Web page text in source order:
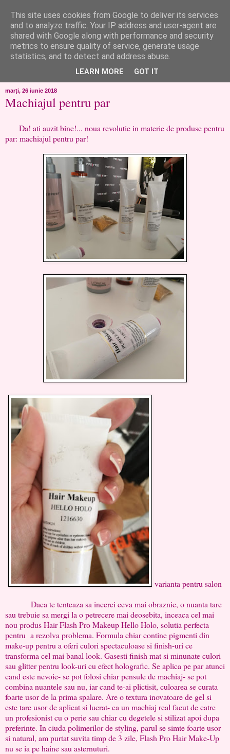
like ?...or not!
..de toate!!!!!..alandala...cum imi trec prin minte..si cum am
chef..incercate pe pielea mea..
marți, 26 iunie 2018
Machiajul pentru par
Da! ati auzit bine!... noua revolutie in materie de produse pentru
par: machiajul pentru par!
varianta pentru salon
Daca te tenteaza sa incerci ceva mai obraznic, o nuanta tare
sau trebuie sa mergi la o petrecere mai deosebita, inceaca cel mai
nou produs Hair Flash Pro Makeup Hello Holo, solutia perfecta
pentru a rezolva problema. Formula chiar contine pigmenti din
make-up pentru a oferi culori spectaculoase si finish-uri ce
transforma cel mai banal look. Gasesti finish mat si minunate culori
sau glitter pentru look-uri cu efect holografic. Se aplica pe par atunci
cand este nevoie- se pot folosi chiar pensule de machiaj- se pot
combina nuantele sau nu, iar cand te-ai plictisit, culoarea se curata
foarte usor de la prima spalare. Are o textura inovatoare de gel si
este tare usor de aplicat si lucrat- ca un machiaj real facut de catre
un profesionist cu o perie sau chiar cu degetele si stilizat apoi dupa
preferinte. In ciuda polimerilor de styling, parul se simte foarte usor
si natural, am purtat suvita timp de 3 zile, Flash Pro Hair Make-Up
nu se ia pe haine sau asternuturi.
This site uses cookies from Google to deliver its services
and to analyze traffic. Your IP address and user-agent are
shared with Google along with performance and security
metrics to ensure quality of service, generate usage
statistics, and to detect and address abuse.
LEARN MORE GOT IT